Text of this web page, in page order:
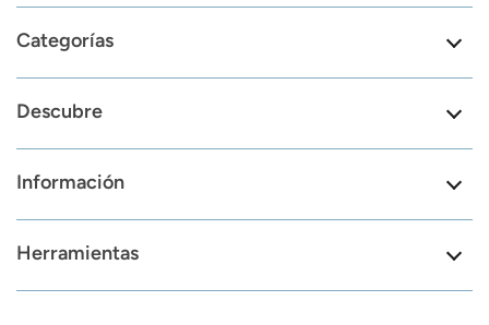
Categorías
Descubre
Información
Herramientas